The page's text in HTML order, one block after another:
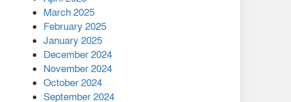
এক বিলিয়ন ডলার বিনিয়োগ
হবে আনোয়ারায়
বান্দরবানে বন্যায় ক্ষতিগ্রস্তদের
মাঝে সহায়তা দিলেন সাচিং প্রু
জেরী
March 2025
February 2025
January 2025
December 2024
November 2024
October 2024
September 2024